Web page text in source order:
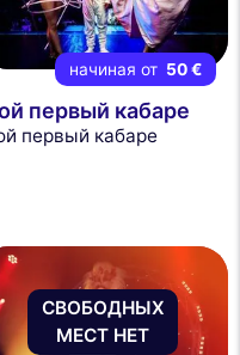
начиная от 50 €
первый кабаре
первый кабаре
СВОБОДНЫХ
МЕСТ НЕТ